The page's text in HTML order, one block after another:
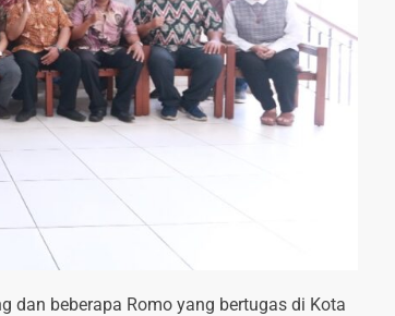
dan beberapa Romo yang bertugas di Kota